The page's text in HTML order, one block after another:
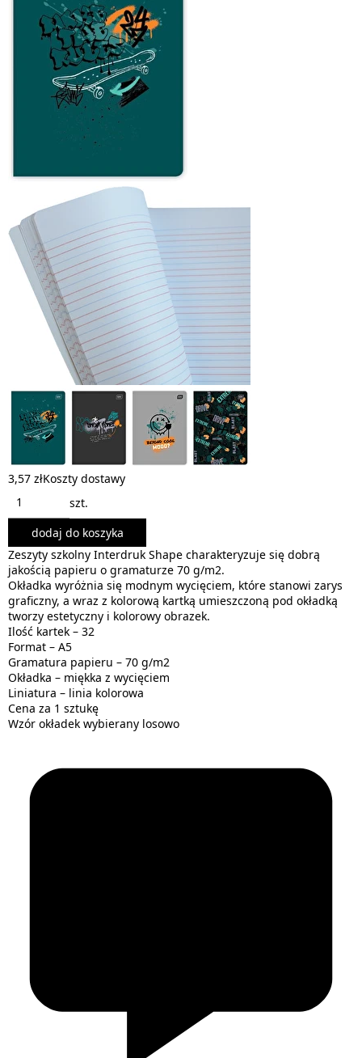
3,57 złKoszty dostawy
szt.
dodaj do koszyka
Zeszyty szkolny Interdruk Shape charakteryzuje się dobrą
jakością papieru o gramaturze 70 g/m2.
Okładka wyróżnia się modnym wycięciem, które stanowi zarys
graficzny, a wraz z kolorową kartką umieszczoną pod okładką
tworzy estetyczny i kolorowy obrazek.
Ilość kartek – 32
Format – A5
Gramatura papieru – 70 g/m2
Okładka – miękka z wycięciem
Liniatura – linia kolorowa
Cena za 1 sztukę
Wzór okładek wybierany losowo